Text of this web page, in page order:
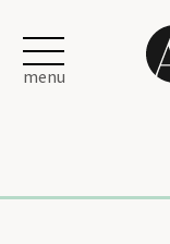
menu